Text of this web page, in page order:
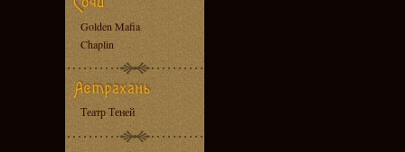
Golden Mafia
Chaplin
Театр Теней